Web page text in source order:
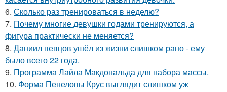
6. Сколько раз тренироваться в неделю?
7. Почему многие девушки годами тренируются, а
фигура практически не меняется?
8. Даниил певцов ушёл из жизни слишком рано - ему
было всего 22 года.
9. Программа Лайла Макдональда для набора массы.
10. Форма Пенелопы Крус выглядит слишком уж